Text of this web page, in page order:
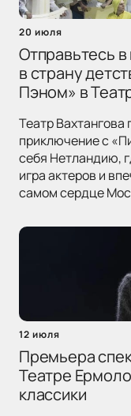
20 июля
Отправьтесь
в страну
Пэном» в
Театр
приключение с
себя Нетландию,
игра актеров и
самом сердце
12 июля
Премьера
Театре
классики